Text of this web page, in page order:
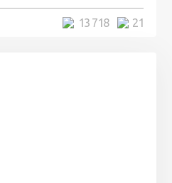
21
13 718